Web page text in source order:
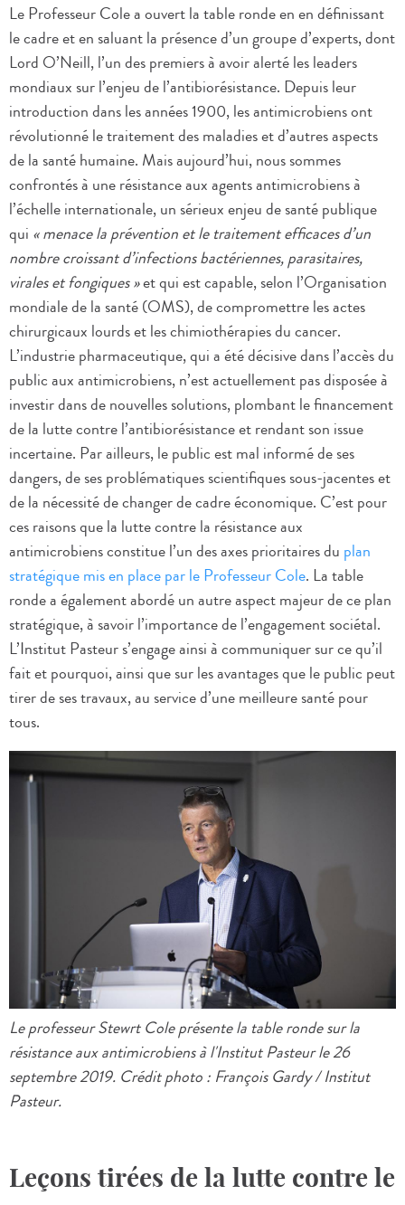
Le Professeur Cole a ouvert la table ronde en en définissant
le cadre et en saluant la présence d’un groupe d’experts, dont
Lord O’Neill, l’un des premiers à avoir alerté les leaders
mondiaux sur l’enjeu de l’antibiorésistance. Depuis leur
introduction dans les années 1900, les antimicrobiens ont
révolutionné le traitement des maladies et d’autres aspects
de la santé humaine. Mais aujourd’hui, nous sommes
confrontés à une résistance aux agents antimicrobiens à
l’échelle internationale, un sérieux enjeu de santé publique
qui « menace la prévention et le traitement efficaces d’un
nombre croissant d’infections bactériennes, parasitaires,
virales et fongiques »et qui est capable, selon l’Organisation
mondiale de la santé (OMS), de compromettre les actes
chirurgicaux lourds et les chimiothérapies du cancer.
L’industrie pharmaceutique, qui a été décisive dans l’accès du
public aux antimicrobiens, n’est actuellement pas disposée à
investir dans de nouvelles solutions, plombant le financement
de la lutte contre l’antibiorésistance et rendant son issue
incertaine. Par ailleurs, le public est mal informé de ses
dangers, de ses problématiques scientifiques sous-jacentes et
de la nécessité de changer de cadre économique. C’est pour
ces raisons que la lutte contre la résistance aux
antimicrobiens constitue l’un des axes prioritaires du plan
stratégique mis en place par le Professeur Cole. La table
ronde a également abordé un autre aspect majeur de ce plan
stratégique, à savoir l’importance de l’engagement sociétal.
L’Institut Pasteur s’engage ainsi à communiquer sur ce qu’il
fait et pourquoi, ainsi que sur les avantages que le public peut
tirer de ses travaux, au service d’une meilleure santé pour
tous.
Le professeur Stewrt Cole présente la table ronde sur la
résistance aux antimicrobiens à l'Institut Pasteur le 26
septembre 2019. Crédit photo : François Gardy / Institut
Pasteur.
Leçons tirées de la lutte contre le